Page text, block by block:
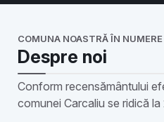
COMUNA NOASTRĂ ÎN NUMERE
Despre noi
Conform recensământului
comunei Carcaliu se ridică